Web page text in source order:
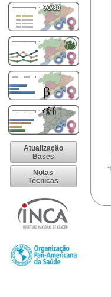
Atualização
Bases
Notas
Técnicas
*